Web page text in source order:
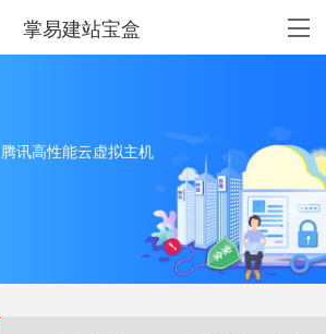
掌易建站宝盒
讯高性能云虚拟主机